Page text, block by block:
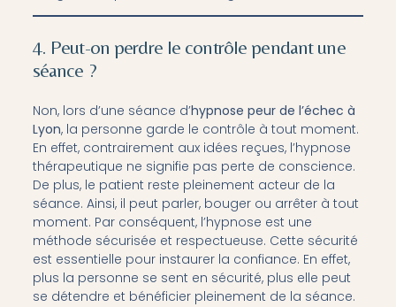
4. Peut-on perdre le contrôle pendant une
séance ?
Non, lors d’une séance d’hypnose peur de l’échec à
Lyon, la personne garde le contrôle à tout moment.
En effet, contrairement aux idées reçues, l’hypnose
thérapeutique ne signifie pas perte de conscience.
De plus, le patient reste pleinement acteur de la
séance. Ainsi, il peut parler, bouger ou arrêter à tout
moment. Par conséquent, l’hypnose est une
méthode sécurisée et respectueuse. Cette sécurité
est essentielle pour instaurer la confiance. En effet,
plus la personne se sent en sécurité, plus elle peut
se détendre et bénéficier pleinement de la séance.